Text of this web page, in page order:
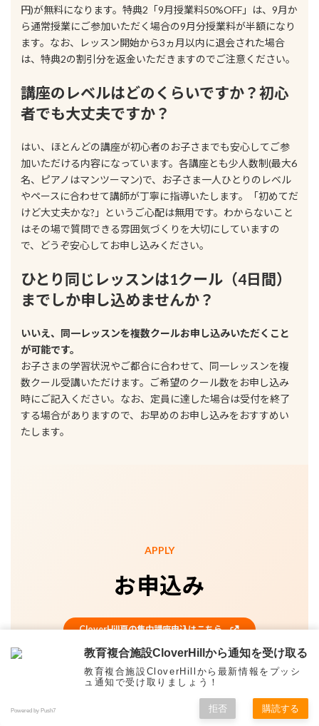
円)が無料になります。特典2「9月授業料50%OFF」は、9月か
ら通常授業にご参加いただく場合の9月分授業料が半額になり
ます。なお、レッスン開始から3ヵ月以内に退会された場合
は、特典2の割引分を返金いただきますのでご注意ください。
講座のレベルはどのくらいですか？初心
者でも大丈夫ですか？
はい、ほとんどの講座が初心者のお子さまでも安心してご参
加いただける内容になっています。各講座とも少人数制(最大6
名、ピアノはマンツーマン)で、お子さま一人ひとりのレベル
やペースに合わせて講師が丁寧に指導いたします。「初めてだ
けど大丈夫かな?」というご心配は無用です。わからないこと
はその場で質問できる雰囲気づくりを大切にしていますの
で、どうぞ安心してお申し込みください。
ひとり同じレッスンは1クール（4日間）
までしか申し込めませんか？
いいえ、同一レッスンを複数クールお申し込みいただくこと
が可能です。
お子さまの学習状況やご都合に合わせて、同一レッスンを複
数クール受講いただけます。ご希望のクール数をお申し込み
時にご記入ください。なお、定員に達した場合は受付を終了
する場合がありますので、お早めのお申し込みをおすすめい
たします。
APPLY
お申込み
CloverHill夏の集中講座申込はこちら
ご質問・ご相談だけでも大歓迎です。お気軽にお問い合わせ
ください。
教育複合施設CloverHillから通知を受け取る
教育複合施設CloverHillから最新情報をプッシ
ュ通知で受け取りましょう！
Powered by Push7 拒否 購読する